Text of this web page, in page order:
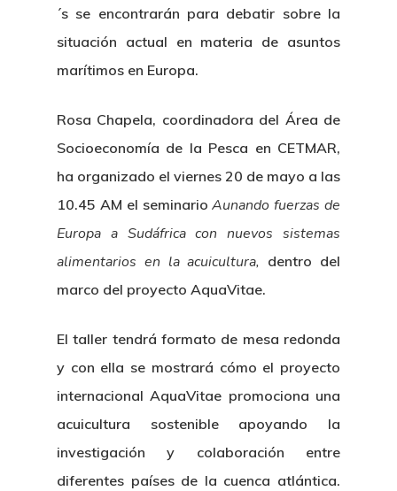
´s se encontrarán para debatir sobre la
situación actual en materia de asuntos
marítimos en Europa.
Rosa Chapela, coordinadora del Área de
Socioeconomía de la Pesca en CETMAR,
ha organizado el viernes 20 de mayo a las
10.45 AM el seminarioAunando fuerzas de
Europa a Sudáfrica con nuevos sistemas
alimentarios en la acuicultura, dentro del
marco del proyecto AquaVitae.
El taller tendrá formato de mesa redonda
y con ella se mostrará cómo el proyecto
internacional AquaVitae promociona una
acuicultura sostenible apoyando la
investigación y colaboración entre
diferentes países de la cuenca atlántica.